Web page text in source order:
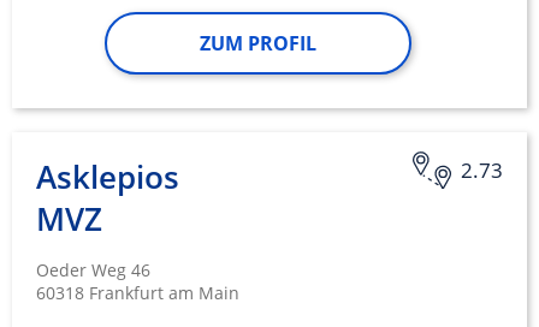
ZUM PROFIL
2.73
Asklepios
MVZ
Oeder Weg 46
60318 Frankfurt am Main